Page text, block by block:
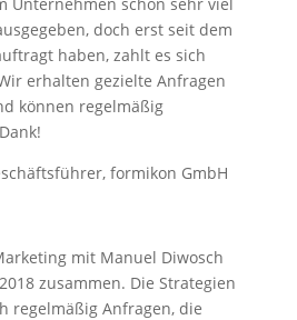
doch erst seit dem
haben, zahlt es sich
erhalten gezielte Anfragen
können regelmäßig
formikon GmbH
mit Manuel Diwosch
zusammen. Die Strategien
regelmäßig Anfragen, die